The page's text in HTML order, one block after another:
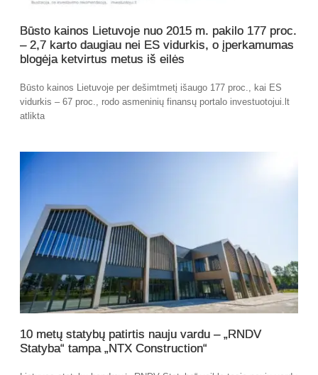
Būsto kainos Lietuvoje nuo 2015 m. pakilo 177 proc.
– 2,7 karto daugiau nei ES vidurkis, o įperkamumas
blogėja ketvirtus metus iš eilės
Būsto kainos Lietuvoje per dešimtmetį išaugo 177 proc., kai ES
vidurkis – 67 proc., rodo asmeninių finansų portalo investuotojui.lt
atlikta
10 metų statybų patirtis nauju vardu – „RNDV
Statyba“ tampa „NTX Construction“